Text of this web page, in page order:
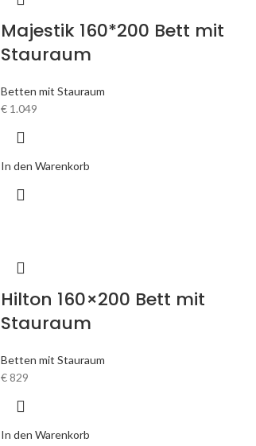
Majestik 160*200 Bett mit
Stauraum
Betten mit Stauraum
€ 1.049
In den Warenkorb
Hilton 160×200 Bett mit
Stauraum
Betten mit Stauraum
€829
In den Warenkorb